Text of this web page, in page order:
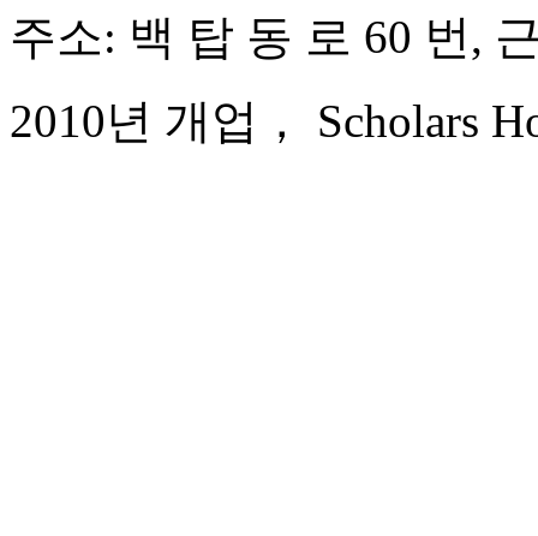
주소: 백 탑 동 로 60 번,
2010년 개업， Scholars